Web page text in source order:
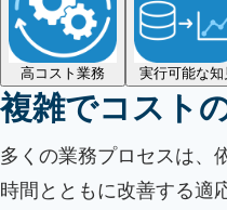
高コスト業務 実行可能な知
複雑でコスト
多くの業務プロセスは、
時間とともに改善する適